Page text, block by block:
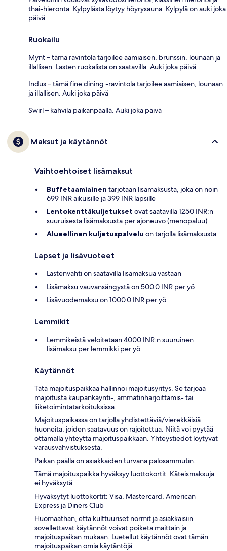
thai-hieronta. Kylpylästa löytyy höyrysauna. Kylpylä on auki joka
päivä.
Ruokailu
Mynt – tämä ravintola tarjoilee aamiaisen, brunssin, lounaan ja
illallisen. Lasten ruokalista on saatavilla. Auki joka päivä.
Indus – tämä fine dining -ravintola tarjoilee aamiaisen, lounaan
ja illallisen. Auki joka päivä
Swirl – kahvila paikanpäällä. Auki joka päivä
Maksut ja käytännöt
Vaihtoehtoiset lisämaksut
Buffetaamiainen tarjotaan lisämaksusta, joka on noin
699 INR aikuisille ja 399 INR lapsille
Lentokenttäkuljetukset ovat saatavilla 1250 INR:n
suuruisesta lisämaksusta per ajoneuvo (menopaluu)
Alueellinen kuljetuspalvelu on tarjolla lisämaksusta
Lapset ja lisävuoteet
Lastenvahti on saatavilla lisämaksua vastaan
Lisämaksu vauvansängystä on 500.0 INR per yö
Lisävuodemaksu on 1000.0 INR per yö
Lemmikit
Lemmikeistä veloitetaan 4000 INR:n suuruinen
lisämaksu per lemmikki per yö
Käytännöt
Tätä majoituspaikkaa hallinnoi majoitusyritys. Se tarjoaa
majoitusta kaupankäynti-, ammatinharjoittamis- tai
liiketoimintatarkoituksissa.
Majoituspaikassa on tarjolla yhdistettäviä/vierekkäisiä
huoneita, joiden saatavuus on rajoitettua. Niitä voi pyytää
ottamalla yhteyttä majoituspaikkaan. Yhteystiedot löytyvät
varausvahvistuksesta.
Paikan päällä on asiakkaiden turvana palosammutin.
Tämä majoituspaikka hyväksyy luottokortit. Käteismaksuja
ei hyväksytä.
Hyväksytyt luottokortit: Visa, Mastercard, American
Express ja Diners Club
Huomaathan, että kulttuuriset normit ja asiakkaisiin
sovellettavat käytännöt voivat poiketa maittain ja
majoituspaikan mukaan. Luetellut käytännöt ovat tämän
majoituspaikan omia käytäntöjä.